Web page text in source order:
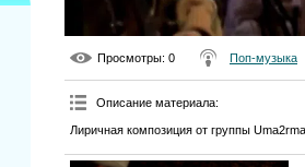
Просмотры: 0 Поп-музыка
Описание материала:
Лиричная композиция от группы